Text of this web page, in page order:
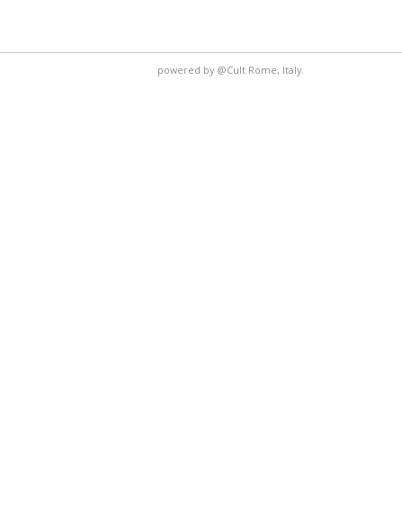
powered by @Cult Rome, Italy.